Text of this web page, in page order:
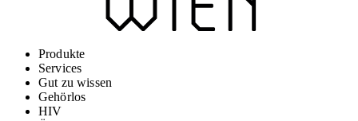
Produkte
Services
Gut zu wissen
Gehörlos
HIV